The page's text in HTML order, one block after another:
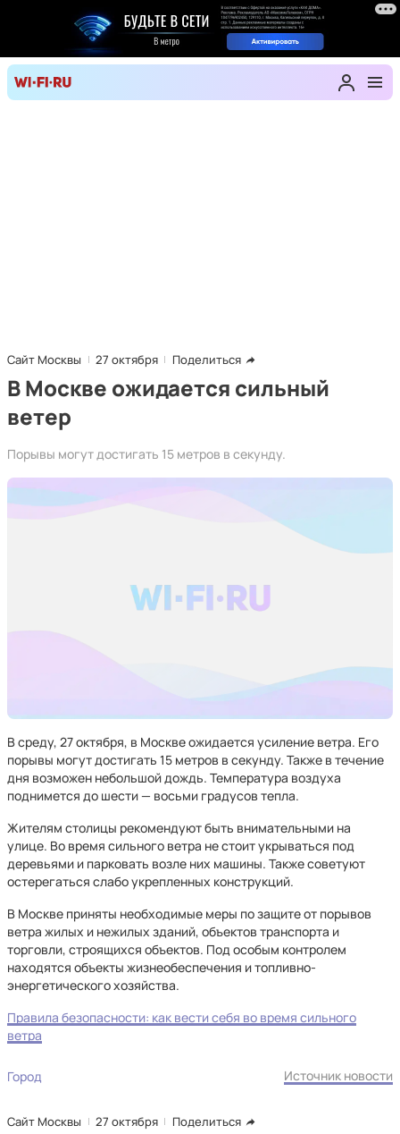
Сайт Москвы 27 октября Поделиться
В Москве ожидается сильный
ветер
Порывы могут достигать 15 метров в секунду.
В среду, 27 октября, в Москве ожидается усиление ветра. Его
порывы могут достигать 15 метров в секунду. Также в течение
дня возможен небольшой дождь. Температура воздуха
поднимется до шести — восьми градусов тепла.
Жителям столицы рекомендуют быть внимательными на
улице. Во время сильного ветра не стоит укрываться под
деревьями и парковать возле них машины. Также советуют
остерегаться слабо укрепленных конструкций.
В Москве приняты необходимые меры по защите от порывов
ветра жилых и нежилых зданий, объектов транспорта и
торговли, строящихся объектов. Под особым контролем
находятся объекты жизнеобеспечения и топливно-
энергетического хозяйства.
Правила безопасности: как вести себя во время сильного
ветра
Город Источник новости
Сайт Москвы 27 октября Поделиться